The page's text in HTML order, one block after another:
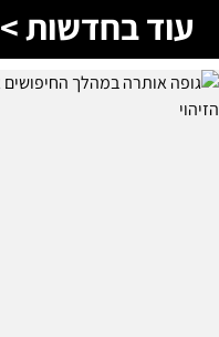
עוד בחדשות >